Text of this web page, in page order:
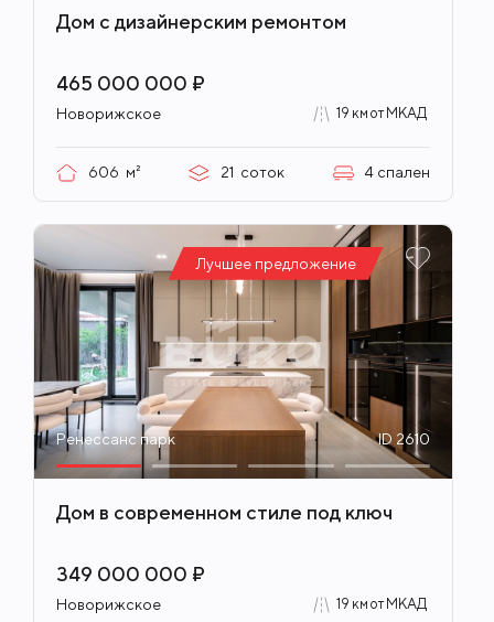
Дом с дизайнерским ремонтом
465 000 000 ₽
Новорижское 19 км от МКАД
606 м² 21 соток 4 спален
Лучшее предложение
Ренессанс парк ID 2610
Дом в современном стиле под ключ
349 000 000 ₽
Новорижское 19 км от МКАД